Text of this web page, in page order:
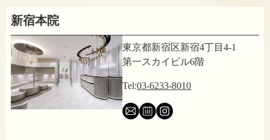
新宿本院
東京都新宿区新宿4丁目4-1
第一スカイビル6階
Tel:03-6233-8010